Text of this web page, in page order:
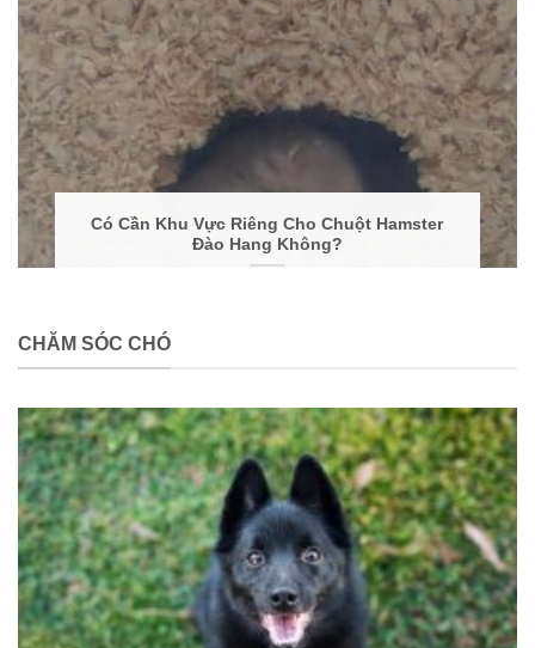
Có Cần Khu Vực Riêng Cho Chuột Hamster
Đào Hang Không?
CHĂM SÓC CHÓ